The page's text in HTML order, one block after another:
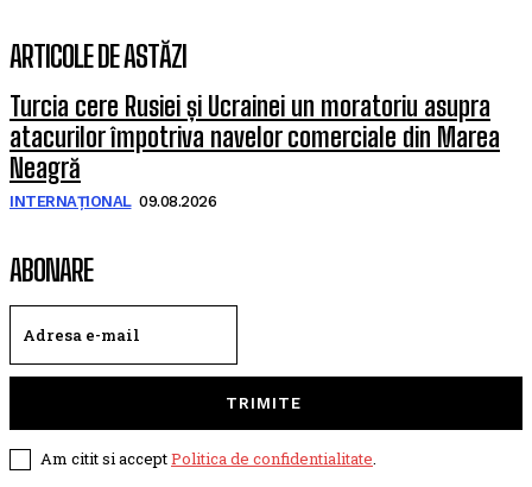
ARTICOLE DE ASTĂZI
Turcia cere Rusiei și Ucrainei un moratoriu asupra
atacurilor împotriva navelor comerciale din Marea
Neagră
INTERNAȚIONAL 09.08.2026
ABONARE
TRIMITE
Am citit si acceptPolitica de confidentialitate.